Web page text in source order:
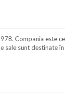
Compania este
sale sunt destinate